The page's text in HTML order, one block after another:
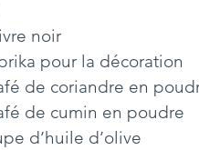
noir
paprika pour la décoration
à café de coriandre en
à café de cumin en poudre
soupe d’huile d’olive